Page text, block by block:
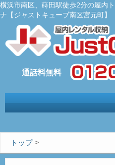
横浜市南区、蒔田駅徒歩2分の屋内
ナ【ジャストキューブ南区宮元町】
ト
–
ご利
トップ>